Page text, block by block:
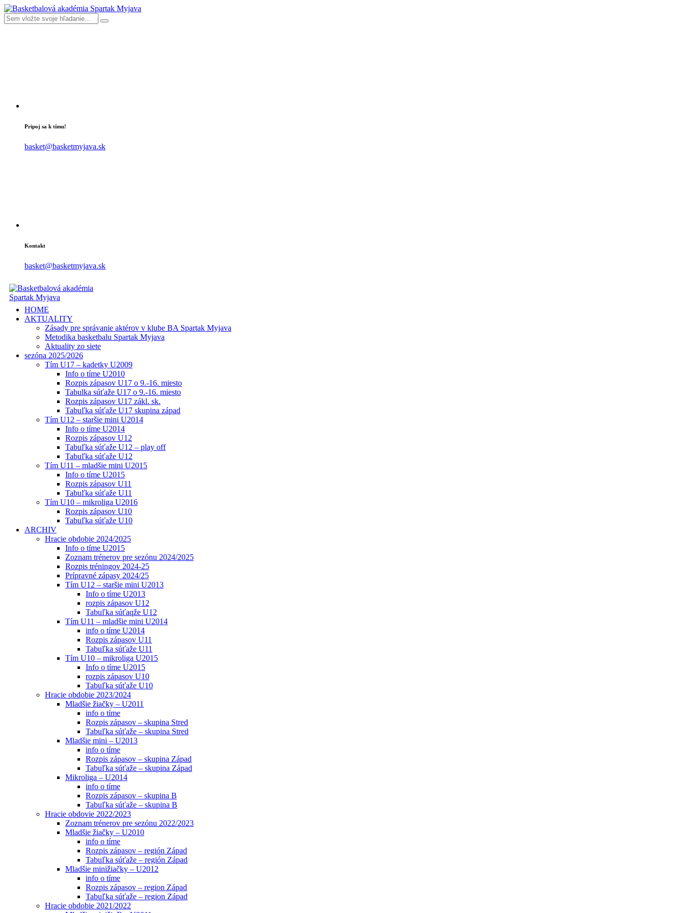
Pripoj sa k tímu!
basket@basketmyjava.sk
Kontakt
basket@basketmyjava.sk
HOME
AKTUALITY
Zásady pre správanie aktérov v klube BA Spartak Myjava
Metodika basketbalu Spartak Myjava
Aktuality zo siete
sezóna 2025/2026
Tím U17 – kadetky U2009
Info o tíme U2010
Rozpis zápasov U17 o 9.-16. miesto
Tabulka súťaže U17 o 9.-16. miesto
Rozpis zápasov U17 zákl. sk.
Tabuľka súťaže U17 skupina západ
Tím U12 – staršie mini U2014
Info o tíme U2014
Rozpis zápasov U12
Tabuľka súťaže U12 – play off
Tabuľka súťaže U12
Tím U11 – mladšie mini U2015
Info o tíme U2015
Rozpis zápasov U11
Tabuľka súťaže U11
Tím U10 – mikroliga U2016
Rozpis zápasov U10
Tabuľka súťaže U10
ARCHIV
Hracie obdobie 2024/2025
Info o tíme U2015
Zoznam trénerov pre sezónu 2024/2025
Rozpis tréningov 2024-25
Prípravné zápasy 2024/25
Tím U12 – staršie mini U2013
Info o tíme U2013
rozpis zápasov U12
Tabuľka súťaqže U12
Tím U11 – mladšie mini U2014
info o tíme U2014
Rozpis zápasov U11
Tabuľka súťaže U11
Tím U10 – mikroliga U2015
Info o tíme U2015
rozpis zápasov U10
Tabuľka súťaže U10
Hracie obdobie 2023/2024
Mladšie žiačky – U2011
info o tíme
Rozpis zápasov – skupina Stred
Tabuľka súťaže – skupina Stred
Mladšie mini – U2013
info o tíme
Rozpis zápasov – skupina Západ
Tabuľka súťaže – skupina Západ
Mikroliga – U2014
info o tíme
Rozpis zápasov – skupina B
Tabuľka súťaže – skupina B
Hracie obdovie 2022/2023
Zoznam trénerov pre sezónu 2022/2023
Mladšie žiačky – U2010
info o tíme
Rozpis zápasov – región Západ
Tabuľka súťaže – región Západ
Mladšie minižiačky – U2012
info o tíme
Rozpis zápasov – region Západ
Tabuľka súťaže – region Západ
Hracie obdobie 2021/2022